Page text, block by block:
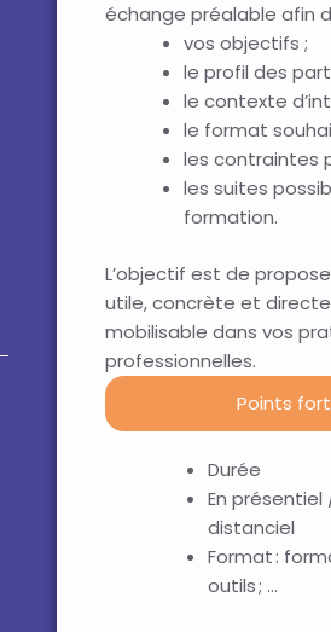
échange préalable afin
vos objectifs ;
le profil des
le contexte
le format
les contraintes
les suites
formation.
L’objectif est de
utile, concrète et
mobilisable dansvos
professionnelles.
Points
Durée
En présentiel
distanciel
Format :
outils ; …